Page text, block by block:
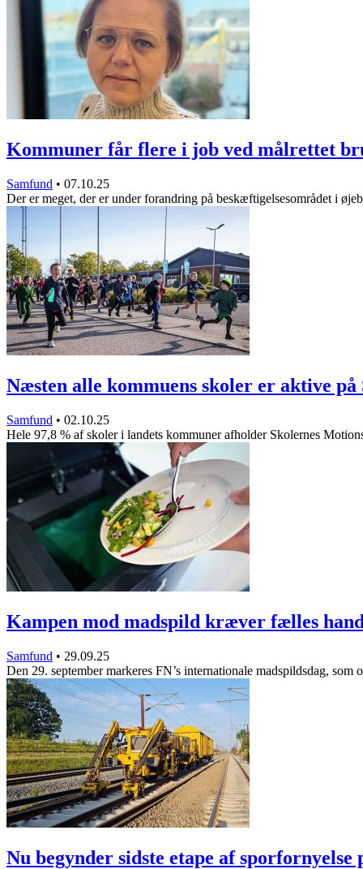
Kommuner får flere i job ved målrettet
Samfund • 07.10.25
Der er meget, der er under forandring på beskæftigelsesområdet i
Næsten alle kommuens skoler er aktive
Samfund • 02.10.25
Hele 97,8 % af skoler i landets kommuner afholder Skolernes
Kampen mod madspild kræver fælles
Samfund • 29.09.25
Den 29. september markeres FN’s internationale madspildsdag, som
Nu begynder sidste etape af